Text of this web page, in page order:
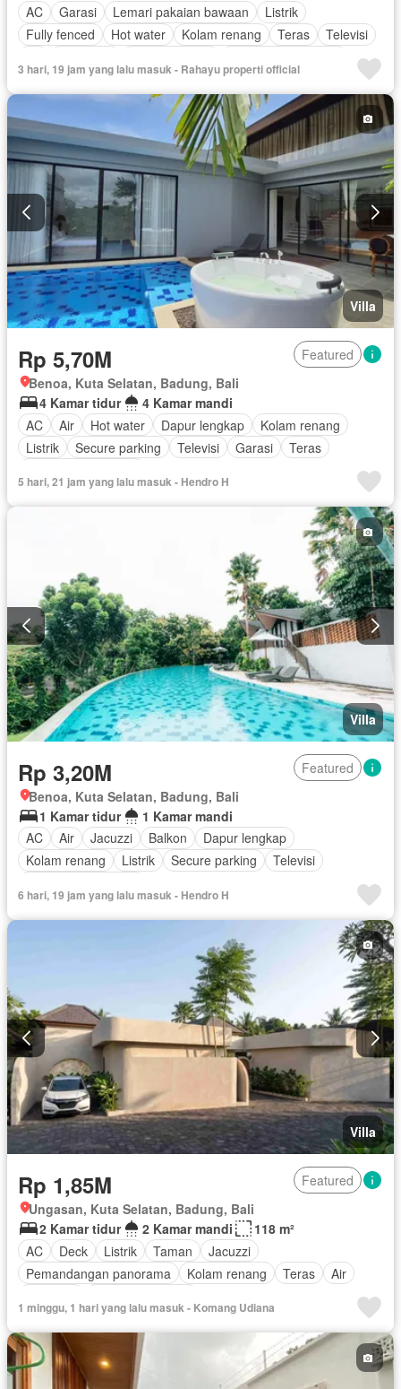
AC
Garasi Lemari pakaian bawaan
Listrik
Fully fenced
Hot water Kolam renang Teras
Televisi
3 hari, 19 jam yang lalu masuk - Rahayu properti official
Villa
Rp 5,70M
Featured
Benoa, Kuta Selatan, Badung, Bali
4 Kamar tidur
4 Kamar mandi
AC
Air Hot water Dapur lengkap
Kolam renang
Listrik
Secure parking Televisi Garasi
Teras
5 hari, 21 jam yang lalu masuk - Hendro H
Villa
Rp 3,20M
Featured
Benoa, Kuta Selatan, Badung, Bali
1 Kamar tidur
1 Kamar mandi
AC
Air Jacuzzi Balkon
Dapur lengkap
Kolam renang
Listrik Secure parking
Televisi
6 hari, 19 jam yang lalu masuk - Hendro H
Villa
Rp 1,85M
Featured
Ungasan, Kuta Selatan, Badung, Bali
2 Kamar tidur
2 Kamar mandi
118 m²
AC
Deck Listrik Taman
Jacuzzi
Pemandangan panorama
Kolam renang Teras
Air
1 minggu, 1 hari yang lalu masuk - Komang Udiana